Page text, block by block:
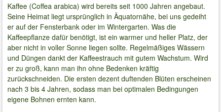
Kaffee (Coffea arabica) wird bereits seit 1000 Jahren angebaut.
Seine Heimat liegt ursprünglich in Äquatornähe, bei uns gedeiht
er auf der Fensterbank oder im Wintergarten. Was die
Kaffeepflanze dafür benötigt, ist ein warmer und heller Platz, der
aber nicht in voller Sonne liegen sollte. Regelmäßiges Wässern
und Düngen dankt der Kaffeestrauch mit gutem Wachstum. Wird
er zu groß, kann man ihn ohne Bedenken kräftig
zurückschneiden. Die ersten dezent duftenden Blüten erscheinen
nach 3 bis 4 Jahren, sodass man bei optimalen Bedingungen
eigene Bohnen ernten kann.